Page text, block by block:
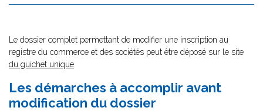
Le dossier complet permettant de modifier une inscription au
registre du commerce et des sociétés peut être déposé sur le site
du guichet unique
Les démarches à accomplir avant
modification du dossier